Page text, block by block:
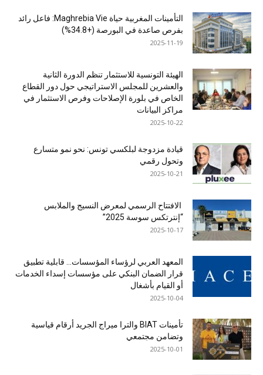
التأمينات المغربية حياة Maghrebia Vie: فاعل رائد
بفرص صاعدة في البورصة (+34.8%)
2025-11-19
الهيئة التونسية للاستثمار تنظم الدورة الثانية
والعشرين للمجلس الاستراتيجي حول دور القطاع
الخاص في بلورة الإصلاحات وفرص الاستثمار في
مراكز البيانات
2025-10-22
قيادة مزدوجة لبلكسي تونس: نحو نمو متسارع
وتحول رقمي
2025-10-21
الافتتاح الرسمي لمعرض النسيج والملابس
“إنترتكس سوسة 2025”
2025-10-17
المعهد العربي لرؤساء المؤسسات… قابلية تطبيق
قرار الضمان البنكي على مؤسسات إسداء الخدمات
أو القيام بأشغال
2025-10-04
تأمينات BIAT والترا ميراج الجريد أرقام قياسية
وتضامن مجتمعي
2025-10-01